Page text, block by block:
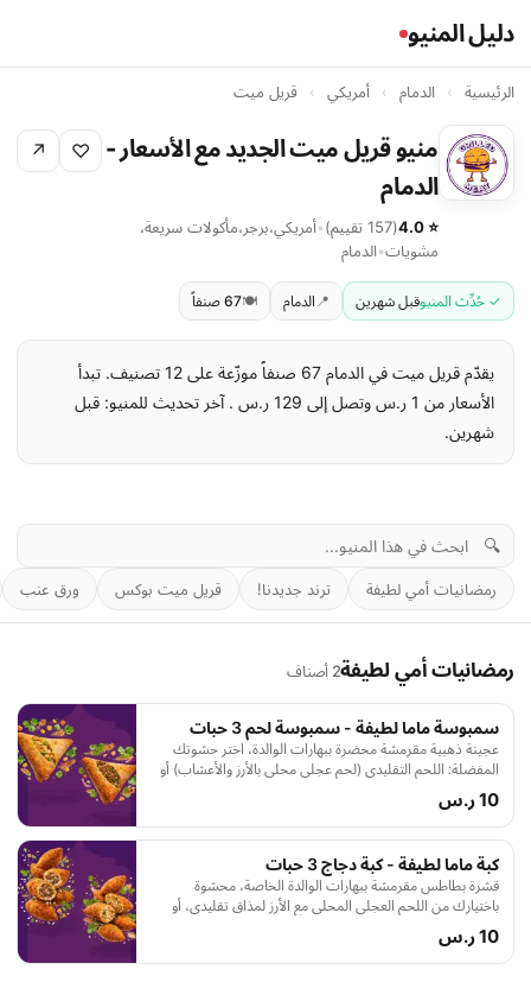
دليل المنيو
الرئيسية › الدمام › أمريكي › قريل ميت
منيو قريل ميت الجديد مع الأسعار -
الدمام
⭐ 4.0 (157 تقييم) •أمريكي،برجر،مأكولات سريعة،
مشويات•الدمام
♡
↗
✓ حُدِّث المنيوقبل شهرين 📍 الدمام 🍽️67 صنفاً
يقدّم قريل ميت في الدمام 67 صنفاً موزّعة على 12 تصنيف. تبدأ
الأسعار من 1 ر.س وتصل إلى 129 ر.س . آخر تحديث للمنيو: قبل
شهرين.
🔍
رمضانيات أمي لطيفة ترند جديدنا! قريل ميت بوكس ورق عنب
رمضانيات أمي لطيفة2 أصناف
سمبوسة ماما لطيفة - سمبوسة لحم 3 حبات
عجينة ذهبية مقرمشة محضرة ببهارات الوالدة، اختر حشوتك
المفضلة: اللحم التقليدي (لحم عجلي محلي بالأرز والأعشاب) أو
الدجاج بالجبن (دجاج محلي بالجزر والذرة مع لمسة جبن سائل).
10 ر.س
كبة ماما لطيفة - كبة دجاج 3 حبات
قشرة بطاطس مقرمشة ببهارات الوالدة الخاصة، محشوة
باختيارك من اللحم العجلي المحلي مع الأرز لمذاق تقليدي، أو
الدجاج المحلي مع الجزر والبرغل لحشوة متوازنة وطعم منزلي
فاخر.
10 ر.س